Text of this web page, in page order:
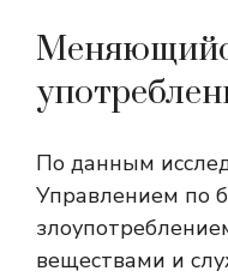
По данным
Управлением по
веществами и